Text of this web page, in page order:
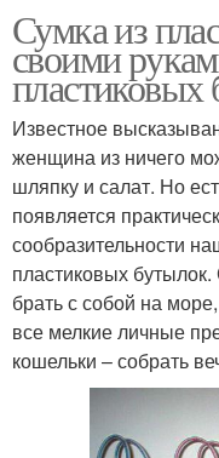
Сумка из
своими
пластиковых
Известное
женщина из ничего
шляпку и салат. Но
появляется
сообразительности
пластиковых
брать с собой на
все мелкие личные
кошельки – собрать